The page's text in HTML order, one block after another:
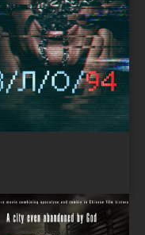
108